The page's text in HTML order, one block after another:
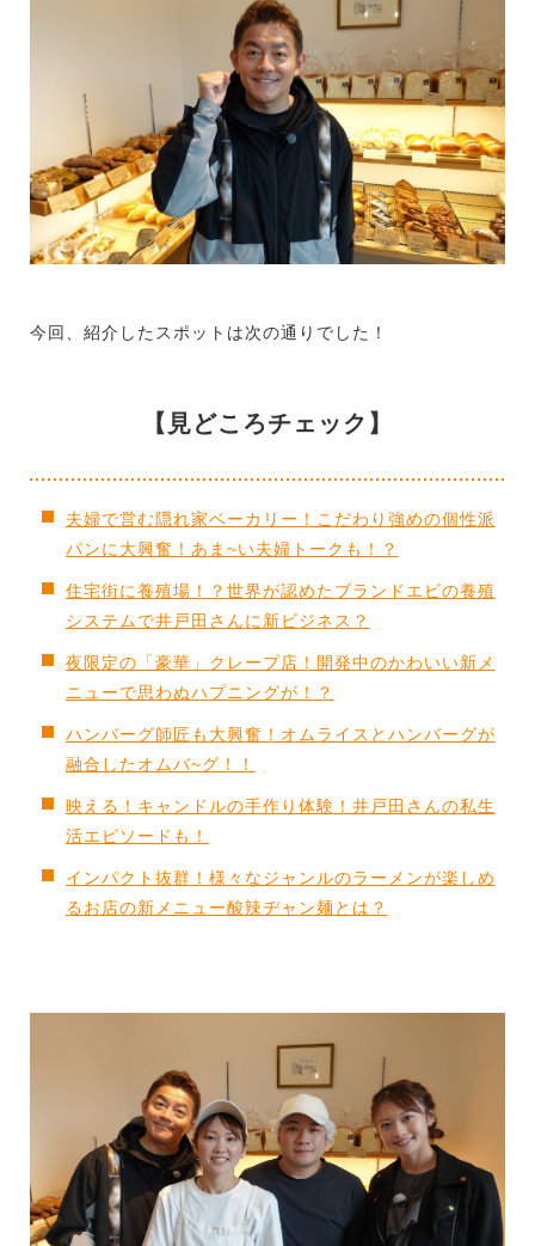
今回、紹介したスポットは次の通りでした！
【見どころチェック】
夫婦で営む隠れ家ベーカリー！こだわり強めの個性派
パンに大興奮！あま~い夫婦トークも！？
住宅街に養殖場！？世界が認めたブランドエビの養殖
システムで井戸田さんに新ビジネス？
夜限定の「豪華」クレープ店！開発中のかわいい新メ
ニューで思わぬハプニングが！？
ハンバーグ師匠も大興奮！オムライスとハンバーグが
融合したオムバ~グ！！
映える！キャンドルの手作り体験！井戸田さんの私生
活エピソードも！
インパクト抜群！様々なジャンルのラーメンが楽しめ
るお店の新メニュー酸辣ヂャン麺とは？